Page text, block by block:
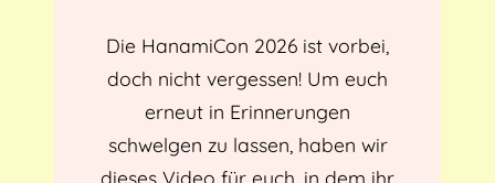
Die HanamiCon 2026 ist vorbei,
doch nicht vergessen! Um euch
erneut in Erinnerungen
schwelgen zu lassen, haben wir
dieses Video für euch, in dem ihr